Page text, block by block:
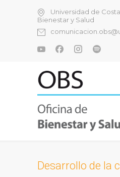
Universidad de
Bienestar y Salud
Desarrollo de la